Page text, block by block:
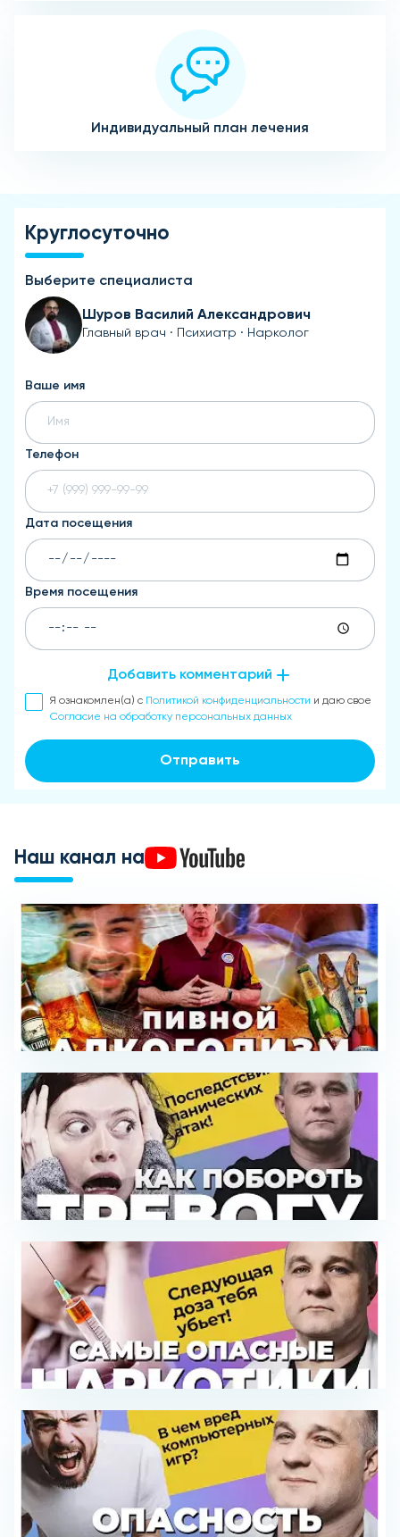
Индивидуальный план лечения
Круглосуточно
Выберите специалиста
Шуров Василий Александрович
Главный врач · Психиатр · Нарколог
Ваше имя
Телефон
Дата посещения
Время посещения
Добавить комментарий
Я ознакомлен(а) с Политикой конфиденциальности и даю свое
Согласие на обработку персональных данных
Отправить
Наш канал на